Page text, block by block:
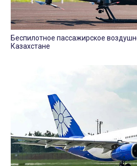
Беспилотное пассажирское
Казахстане